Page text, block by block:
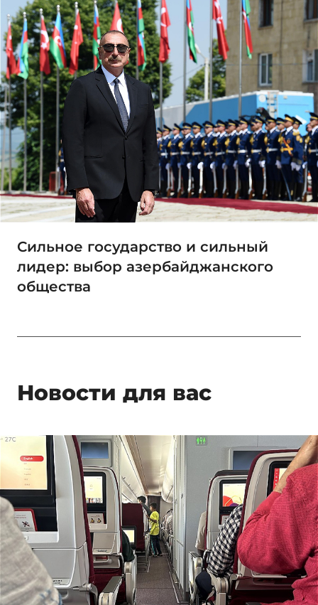
Сильное государство и сильный
лидер: выбор азербайджанского
общества
Новости для вас